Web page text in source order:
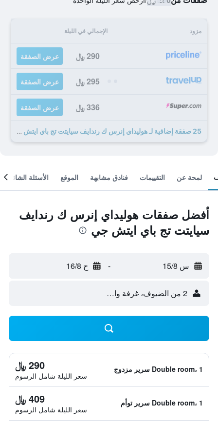
مزود الإجمالي في الليلة
290 ﷼ عرض الصفقة
295 ﷼ عرض الصفقة
336 ﷼ عرض الصفقة
25 صفقة إضافية لـ هوليداي إنرس ك رندايف سيايتت تج باي ايتش جي
لمحة عن التقييمات فنادق مشابهة الموقع الأسئلة الشائعة
أفضل صفقات هوليداي إنرس ك رندايف
سيايتت تج باي ايتش جي
س 15/8 - ح 16/8
2 من الضيوف، غرفة واحدة
Double room، 1 سرير مزدوج 290 ﷼
سعر الليلة شامل الرسوم
Double room، 1 سرير توأم 409 ﷼
سعر الليلة شامل الرسوم